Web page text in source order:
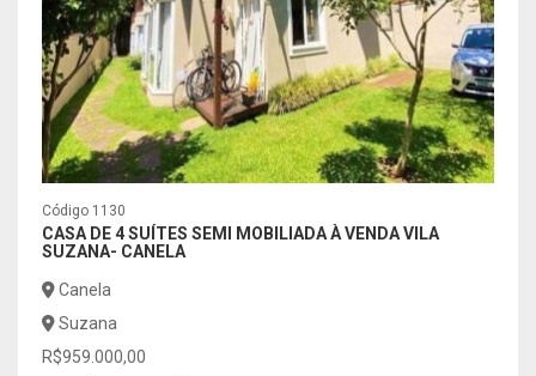
Código 1130
CASA DE 4 SUÍTES SEMI MOBILIADA À VENDA VILA
SUZANA- CANELA
Canela
Suzana
R$959.000,00